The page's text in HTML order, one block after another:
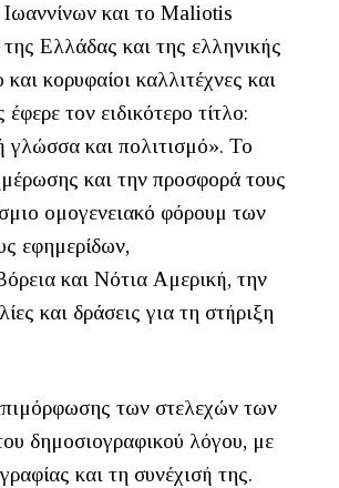
και το Maliotis
Ελλάδας και της ελληνικής
κορυφαίοι καλλιτέχνες και
τον ειδικότερο τίτλο:
γλώσσα και πολιτισμό». Το
και την προσφορά τους
ομογενειακό φόρουμ των
εφημερίδων,
και Νότια Αμερική, την
και δράσεις για τη στήριξη
των στελεχών των
δημοσιογραφικού λόγου, με
και τη συνέχισή της.